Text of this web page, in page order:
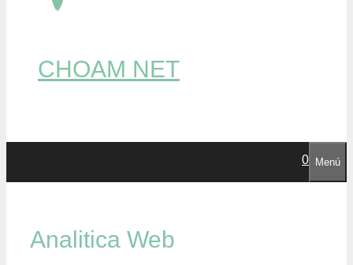
CHOAM NET
0 Menú
Analitica Web